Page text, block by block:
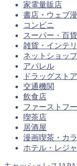
家電量販店
書店・ウェブ
コンビニ
スーパー・百
雑貨・インテ
ネットショップ
アパレル
ドラッグストア
交通機関
飲食店
ファーストフ
喫茶店
居酒屋
漫画喫茶・カ
ホテル・レジ